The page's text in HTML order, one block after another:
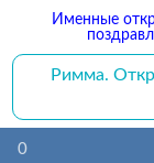
Именные
Римма.
0